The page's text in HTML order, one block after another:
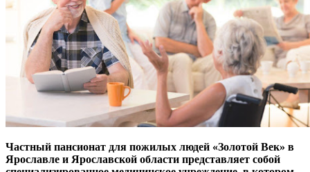
Частный пансионат для пожилых людей «Золотой Век» в
Ярославле и Ярославской области представляет собой